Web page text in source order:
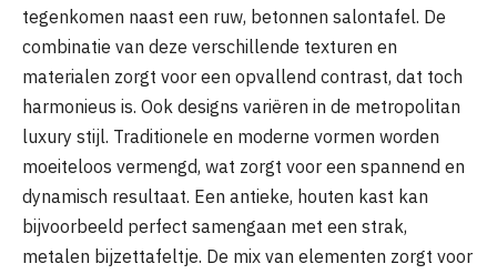
tegenkomen naast een ruw, betonnen salontafel. De
combinatie van deze verschillende texturen en
materialen zorgt voor een opvallend contrast, dat toch
harmonieus is. Ook designs variëren in de metropolitan
luxury stijl. Traditionele en moderne vormen worden
moeiteloos vermengd, wat zorgt voor een spannend en
dynamisch resultaat. Een antieke, houten kast kan
bijvoorbeeld perfect samengaan met een strak,
metalen bijzettafeltje. De mix van elementen zorgt voor